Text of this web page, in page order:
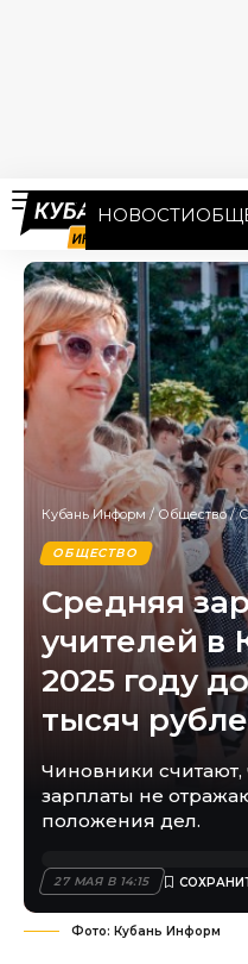
НОВОСТИ
Кубань Информ/Общество/
ОБЩЕСТВО
Средняя
учителей в
2025 году
тысяч
Чиновники считают,
зарплаты не
положения дел.
27 МАЯ В 14:15
Фото: Кубань Информ